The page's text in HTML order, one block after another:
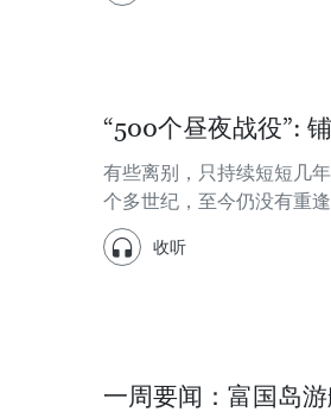
“500个昼夜战役”:
有些离别，只持续短短几
个多世纪，至今仍没有重逢
收听
一周要闻：富国岛